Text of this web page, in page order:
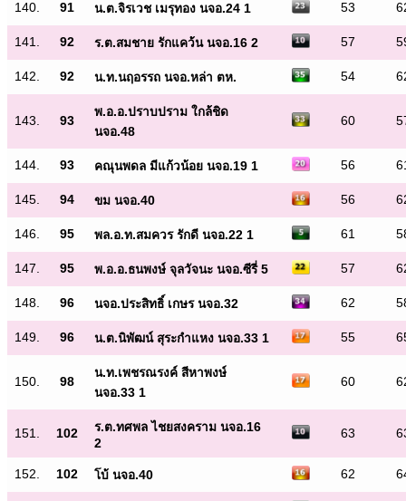
140. 91 น.ต.จิรเวช เมรุทอง นจอ.24 1 53
141. 92 ร.ต.สมชาย รักแคว้น นจอ.16 2 57
142. 92 น.ท.นฤอรรถ นจอ.หล่า ตห. 54
143. 93
พ.อ.อ.ปราบปราม ใกล้ชิด
นจอ.48
60
144. 93 คณุนพดล มีแก้วน้อย นจอ.19 1 56
145. 94 ขม นจอ.40 56
146. 95 พล.อ.ท.สมควร รักดี นจอ.22 1 61
147. 95 พ.อ.อ.ธนพงษ์ จุลวัจนะ นจอ.ซีรี่ 5 57
148. 96 นจอ.ประสิทธิ์ เกษร นจอ.32 62
149. 96 น.ต.นิพัฒน์ สุระกำแหง นจอ.33 1 55
150. 98
น.ท.เพชรณรงค์ สีหาพงษ์
นจอ.33 1
60
151. 102
ร.ต.ทศพล ไชยสงคราม นจอ.16
2
63
152. 102 โบ้ นจอ.40 62